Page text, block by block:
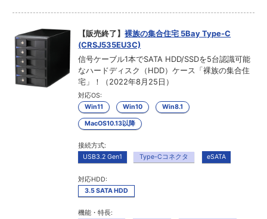
【販売終了】裸族の集合住宅 5Bay Type-C
(CRSJ535EU3C)
信号ケーブル1本でSATA HDD/SSDを5台認識可能
なハードディスク（HDD）ケース「裸族の集合住
宅」！（2022年8月25日）
対応OS:
Win11
Win10 Win8.1
MacOS10.13以降
接続方式:
USB3.2 Gen1
Type-Cコネクタ eSATA
対応HDD:
3.5 SATA HDD
機能・特長: